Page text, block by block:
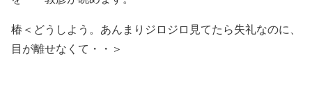
椿＜どうしよう。あんまりジロジロ見てたら失礼なのに、
目が離せなくて・・＞